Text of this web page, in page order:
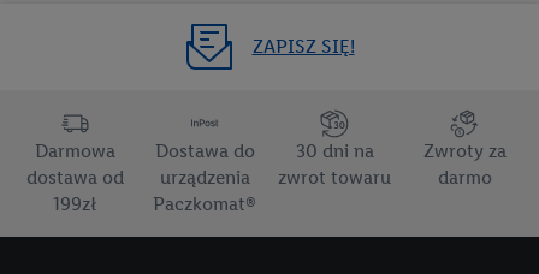
ZAPISZ SIĘ!
Darmowa
dostawa od
199zł
Dostawa do
urządzenia
Paczkomat®
30 dni na
zwrot towaru
Zwroty za
darmo